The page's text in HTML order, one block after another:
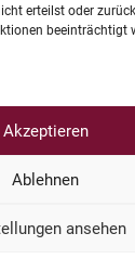
erteilst oder
beeinträchtigt
Akzeptieren
Ablehnen
ansehen
Verein
und Herzlichen